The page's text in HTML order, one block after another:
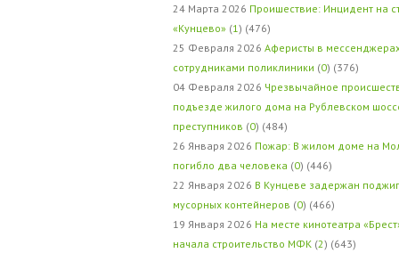
24 Марта 2026 Проишествие: Инцидент на
«Кунцево» (1 ) (476)
25 Февраля 2026 Аферисты в
сотрудниками поликлиники (0) (376)
04 Февраля 2026 Чрезвычайное
подъезде жилого дома на Рублевском
преступников (0) (484)
26 Января 2026 Пожар: В жилом доме на
погибло два человека (0) (446)
22 Января 2026 В Кунцеве задержан
мусорных контейнеров (0) (466)
19 Января 2026 На месте кинотеатра
начала строительство МФК (2) (643)